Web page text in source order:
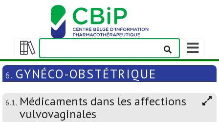
Afficher/masquer
la
table
matières
Afficher/
la
barre
navigation
6. GYNÉCO-OBSTÉTRIQUE
6.1. Médicaments dans les affections
vulvovaginales